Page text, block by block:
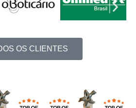
OS CLIENTES